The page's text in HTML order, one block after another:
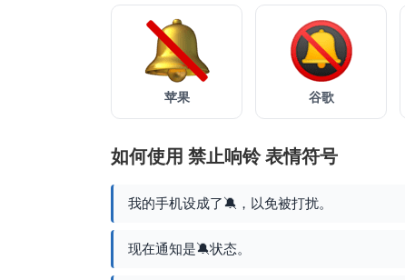
苹果 谷歌
如何使用 禁止响铃 表情符号
我的手机设成了🔕，以免被打扰。
现在通知是🔕状态。